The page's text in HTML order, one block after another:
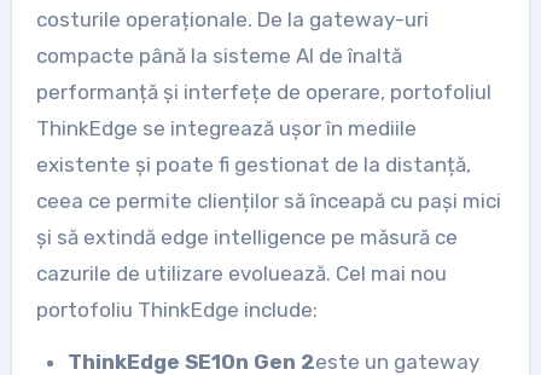
costurile operaționale. De la gateway-uri
compacte până la sisteme AI de înaltă
performanță și interfețe de operare, portofoliul
ThinkEdge se integrează ușor în mediile
existente și poate fi gestionat de la distanță,
ceea ce permite clienților să înceapă cu pași mici
și să extindă edge intelligence pe măsură ce
cazurile de utilizare evoluează. Cel mai nou
portofoliu ThinkEdge include:
ThinkEdge SE10n Gen 2este un gateway